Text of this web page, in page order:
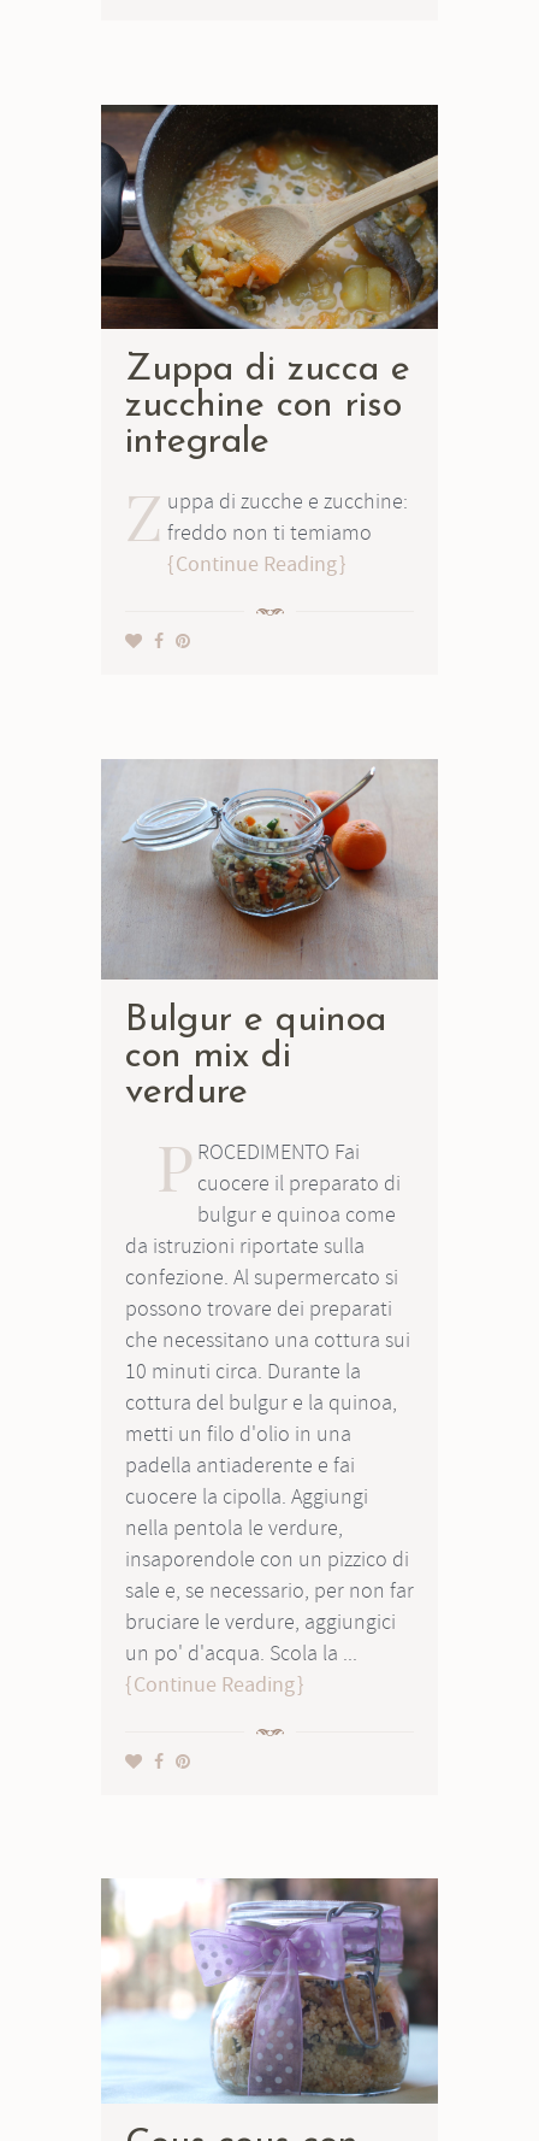
Zuppa di zucca e
zucchine con riso
integrale
Z uppa di zucche e zucchine:
freddo non ti temiamo
Continue Reading
Bulgur e quinoa
con mix di
verdure
P ROCEDIMENTO Fai
cuocere il preparato di
bulgur e quinoa come
da istruzioni riportate sulla
confezione. Al supermercato si
possono trovare dei preparati
che necessitano una cottura sui
10 minuti circa. Durante la
cottura del bulgur e la quinoa,
metti un filo d'olio in una
padella antiaderente e fai
cuocere la cipolla. Aggiungi
nella pentola le verdure,
insaporendole con un pizzico di
sale e, se necessario, per non far
bruciare le verdure, aggiungici
un po' d'acqua. Scola la ...
Continue Reading